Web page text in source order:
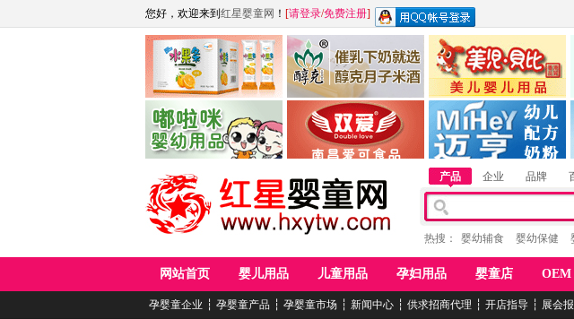
您好，欢迎来到 红星婴童网 ！ [请登录/免费注册]
江西麦嘟嘟食品有限公司
青岛嘟啦咪婴幼儿用品公司
江西醇之客月子米酒 惠州市美儿婴儿用品公司
湖南迈亨母婴用品有限公司
产品 企业 品牌
热搜： 婴幼辅食 婴幼保健
网站首页 婴儿用品 儿童用品 孕妇用品 婴童店 OEM
孕婴童企业 ┆ 孕婴童产品 ┆ 孕婴童市场 ┆ 新闻中心 ┆ 供求招商代理 ┆ 开店指导 ┆ 展会